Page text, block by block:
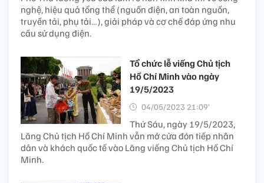
nghệ, hiệu quả tổng thể (nguồn điện, an toàn nguồn,
truyền tải, phụ tải…), giải pháp và cơ chế đáp ứng nhu
cầu sử dụng điện.
Tổ chức lễ viếng Chủ tịch
Hồ Chí Minh vào ngày
19/5/2023
04/05/2023 21:09’
Thứ Sáu, ngày 19/5/2023,
Lăng Chủ tịch Hồ Chí Minh vẫn mở cửa đón tiếp nhân
dân và khách quốc tế vào Lăng viếng Chủ tịch Hồ Chí
Minh.